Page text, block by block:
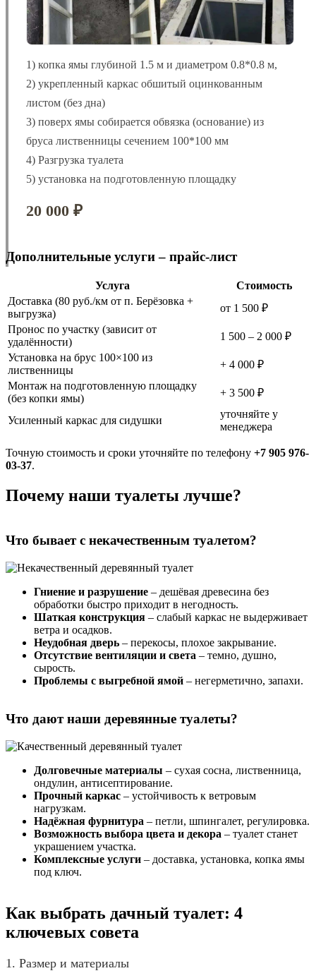
1) копка ямы глубиной 1.5 м и диаметром 0.8*0.8 м,
2) укрепленный каркас обшитый оцинкованным
листом (без дна)
3) поверх ямы собирается обвязка (основание) из
бруса лиственницы сечением 100*100 мм
4) Разгрузка туалета
5) установка на подготовленную площадку
20 000 ₽
Дополнительные услуги – прайс-лист
Услуга
Стоимость
Доставка (80 руб./км от п. Берёзовка +
выгрузка)
от 1 500 ₽
Пронос по участку (зависит от
удалённости)
1 500 – 2 000 ₽
Установка на брус 100×100 из
лиственницы
+ 4 000 ₽
Монтаж на подготовленную площадку
(без копки ямы)
+ 3 500 ₽
Усиленный каркас для сидушки
уточняйте у
менеджера
Точную стоимость и сроки уточняйте по телефону +7 905 976-
03-37.
Почему наши туалеты лучше?
Что бывает с некачественным туалетом?
Гниение и разрушение – дешёвая древесина без
обработки быстро приходит в негодность.
Шаткая конструкция – слабый каркас не выдерживает
ветра и осадков.
Неудобная дверь – перекосы, плохое закрывание.
Отсутствие вентиляции и света – темно, душно,
сырость.
Проблемы с выгребной ямой – негерметично, запахи.
Что дают наши деревянные туалеты?
Долговечные материалы – сухая сосна, лиственница,
ондулин, антисептирование.
Прочный каркас – устойчивость к ветровым
нагрузкам.
Надёжная фурнитура – петли, шпингалет, регулировка.
Возможность выбора цвета и декора – туалет станет
украшением участка.
Комплексные услуги – доставка, установка, копка ямы
под ключ.
Как выбрать дачный туалет: 4
ключевых совета
1. Размер и материалы